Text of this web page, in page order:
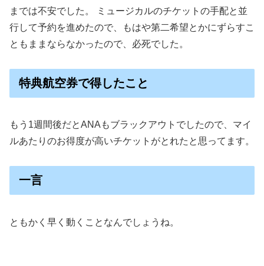
までは不安でした。 ミュージカルのチケットの手配と並
行して予約を進めたので、もはや第二希望とかにずらすこ
ともままならなかったので、必死でした。
特典航空券で得したこと
もう1週間後だとANAもブラックアウトでしたので、マイ
ルあたりのお得度が高いチケットがとれたと思ってます。
一言
ともかく早く動くことなんでしょうね。